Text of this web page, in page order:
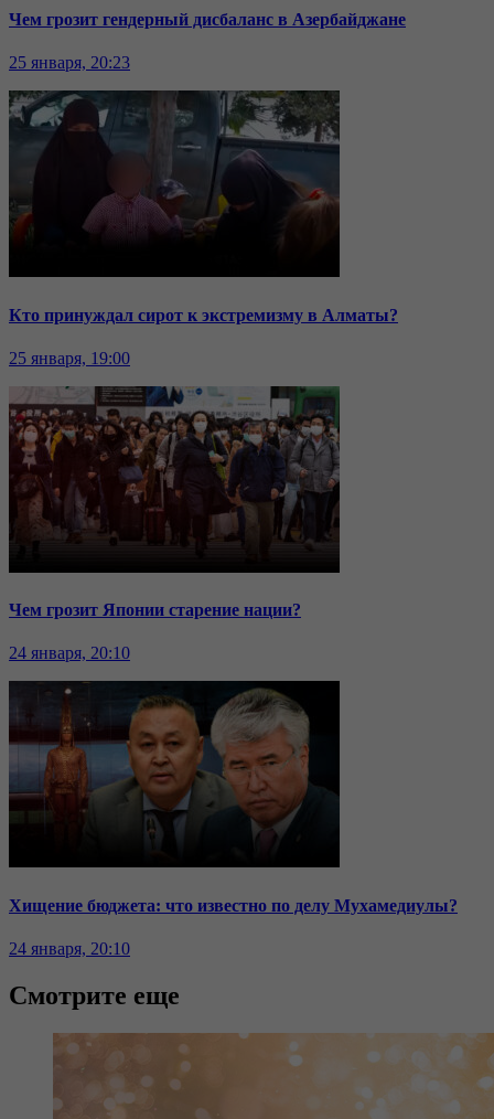
Чем грозит гендерный дисбаланс в Азербайджане
25 января, 20:23
Кто принуждал сирот к экстремизму в Алматы?
25 января, 19:00
Чем грозит Японии старение нации?
24 января, 20:10
Хищение бюджета: что известно по делу Мухамедиулы?
24 января, 20:10
Смотрите еще